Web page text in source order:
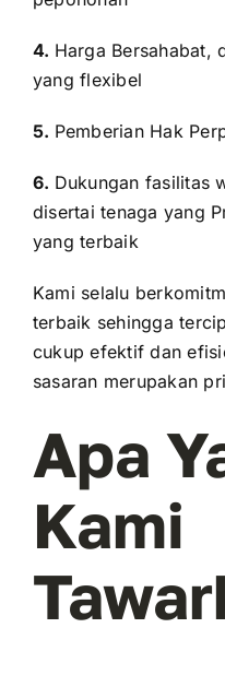
4. Harga Bersahabat,
yang flexibel
5. Pemberian Hak
6. Dukungan fasilitas
disertai tenaga yang
yang terbaik
Kami selalu
terbaik sehingga
cukup efektif dan
sasaran merupakan
Apa
Kami